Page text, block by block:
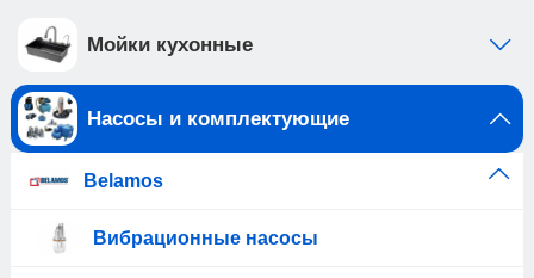
Мойки кухонные
Насосы и комплектующие
Belamos
Вибрационные насосы